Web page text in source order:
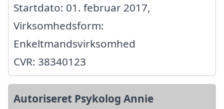
Startdato: 01. februar 2017,
Virksomhedsform:
Enkeltmandsvirksomhed
CVR: 38340123
Autoriseret Psykolog Annie